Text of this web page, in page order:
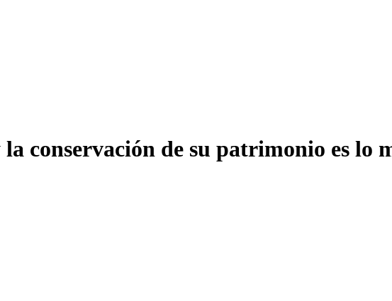
conservación de su patrimonio es lo